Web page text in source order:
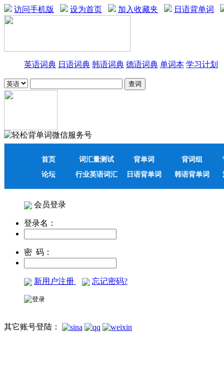
访问手机版 设为首页 加入收藏夹 日语背单词
英语词典 日语词典 韩语词典 德语词典 单词本 学习计划
首页 词汇量测试 背单词 背词组
论坛
行业英语词汇 日语背单词 韩语背单词
会员登录
登录名：
密 码：
新用户注册 忘记密码?
其它账号登陆：